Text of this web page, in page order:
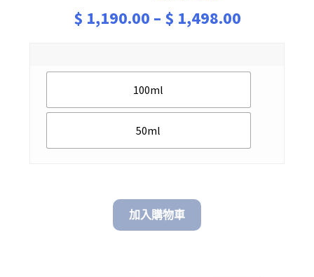
$ 1,190.00 – $ 1,498.00Price
$
100ml
50ml
加入購物車